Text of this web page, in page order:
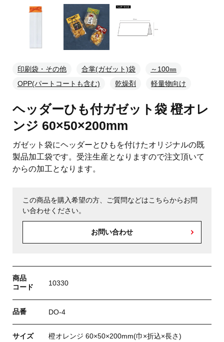
印刷袋・その他 合掌(ガゼット)袋
～100㎜
OPP(パートコートも含む)
乾燥剤 軽量物向け
ヘッダーひも付ガゼット袋 橙オレ
ンジ 60×50×200mm
ガゼット袋にヘッダーとひもを付けたオリジナルの既
製品加工袋です。受注生産となりますので注文頂いて
からの加工となります。
この商品を購入希望の方、ご質問などはこちらからお問
い合わせください。
お問い合わせ
商品
コード
10330
品番 DO-4
サイズ 橙オレンジ 60×50×200mm(巾×折込×長さ)